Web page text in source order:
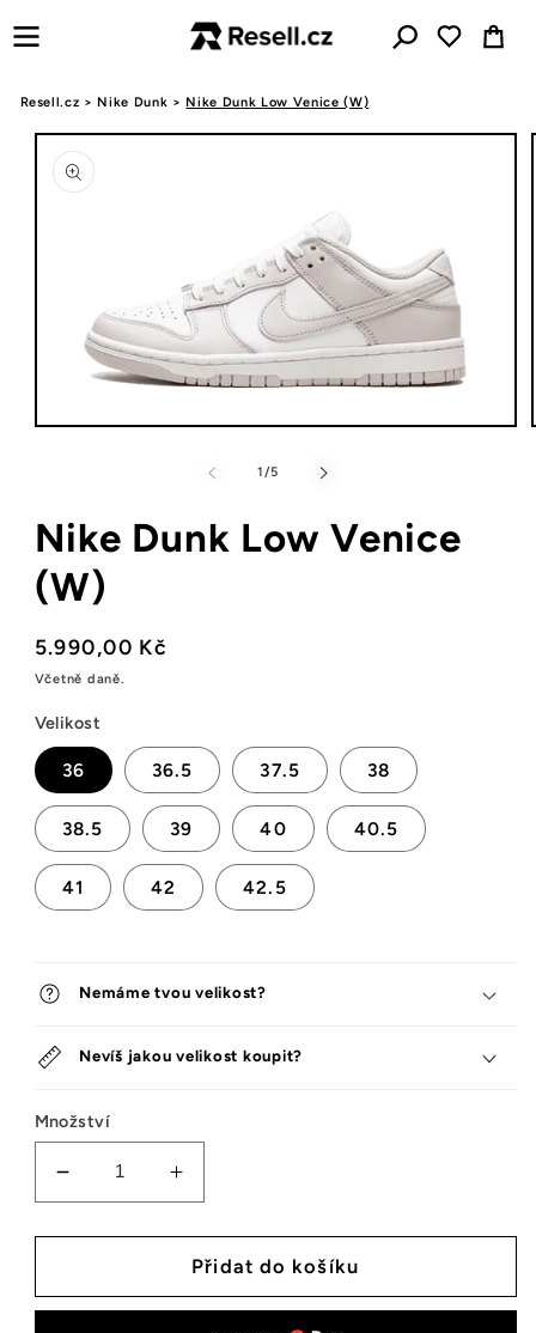
obsahu
Košík
Resell.cz > Nike Dunk > Nike Dunk Low Venice (W)
produktu
okně
1/z5
Nike Dunk Low Venice
(W)
Běžná
cena
5.990,00 Kč
Včetně daně.
Velikost
36 36.5 37.5 38
38.5 39 40 40.5
41 42 42.5
Nemáme tvou velikost?
Nevíš jakou velikost koupit?
Množství
Snížit
množství
tenisek
Dunk
Zvýšit
množství
tenisek
Nike
Dunk
Přidat do košíku